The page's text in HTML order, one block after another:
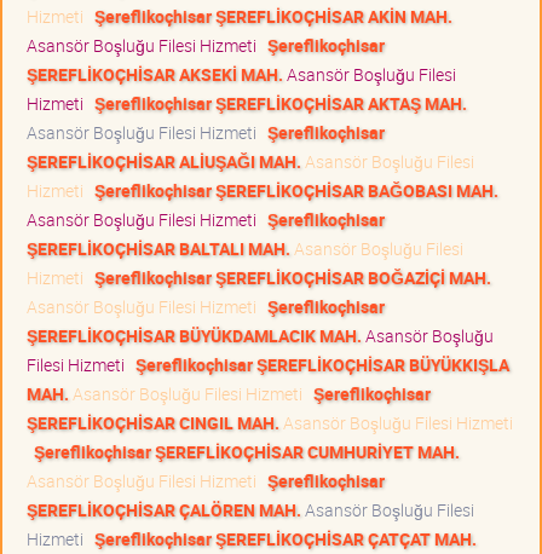
Hizmeti Şereflikoçhisar ŞEREFLİKOÇHİSAR AKİN MAH.
Asansör Boşluğu Filesi Hizmeti Şereflikoçhisar
ŞEREFLİKOÇHİSAR AKSEKİ MAH. Asansör Boşluğu Filesi
Hizmeti Şereflikoçhisar ŞEREFLİKOÇHİSAR AKTAŞ MAH.
Asansör Boşluğu Filesi Hizmeti Şereflikoçhisar
ŞEREFLİKOÇHİSAR ALİUŞAĞI MAH. Asansör Boşluğu Filesi
Hizmeti Şereflikoçhisar ŞEREFLİKOÇHİSAR BAĞOBASI MAH.
Asansör Boşluğu Filesi Hizmeti Şereflikoçhisar
ŞEREFLİKOÇHİSAR BALTALI MAH. Asansör Boşluğu Filesi
Hizmeti Şereflikoçhisar ŞEREFLİKOÇHİSAR BOĞAZİÇİ MAH.
Asansör Boşluğu Filesi Hizmeti Şereflikoçhisar
ŞEREFLİKOÇHİSAR BÜYÜKDAMLACIK MAH. Asansör Boşluğu
Filesi Hizmeti Şereflikoçhisar ŞEREFLİKOÇHİSAR BÜYÜKKIŞLA
MAH. Asansör Boşluğu Filesi Hizmeti Şereflikoçhisar
ŞEREFLİKOÇHİSAR CINGIL MAH. Asansör Boşluğu Filesi Hizmeti
Şereflikoçhisar ŞEREFLİKOÇHİSAR CUMHURİYET MAH.
Asansör Boşluğu Filesi Hizmeti Şereflikoçhisar
ŞEREFLİKOÇHİSAR ÇALÖREN MAH. Asansör Boşluğu Filesi
Hizmeti Şereflikoçhisar ŞEREFLİKOÇHİSAR ÇATÇAT MAH.